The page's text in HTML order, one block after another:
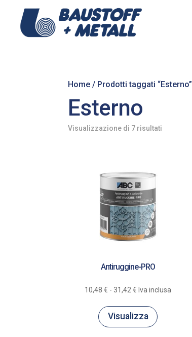
Home / Prodotti taggati “Esterno”
Esterno
Visualizzazione di 7 risultati
Antiruggine-PRO
10,48€ - 31,42€ Fascia
prezzo:
Iva inclusa
Visualizza